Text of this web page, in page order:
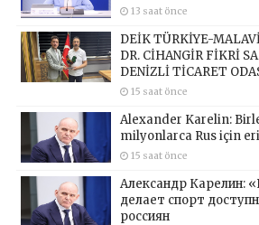
13 saat önce
DEİK TÜRKİYE-
DR. CİHANGİR FİKRİ
DENİZLİ TİCARET
15 saat önce
Alexander Karelin:
milyonlarca Rus için
15 saat önce
Александр Карелин:
делает спорт
россиян